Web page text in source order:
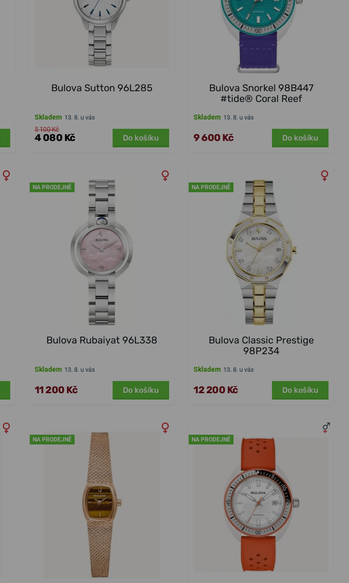
Bulova Sutton 96L285
Skladem 13. 8. u vás
5 100 Kč
4 080 Kč Do košíku
Bulova Snorkel 98B447
#tide® Coral Reef
Skladem 13. 8. u vás
9 600 Kč Do košíku
NA PRODEJNĚ
Bulova Rubaiyat 96L338
Skladem 13. 8. u vás
11 200 Kč Do košíku
NA PRODEJNĚ
Bulova Classic Prestige
98P234
Skladem 13. 8. u vás
12 200 Kč Do košíku
NA PRODEJNĚ NA PRODEJNĚ